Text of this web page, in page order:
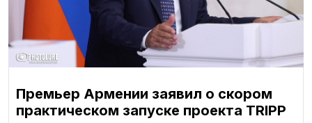
Премьер Армении заявил о скором
практическом запуске проекта TRIPP